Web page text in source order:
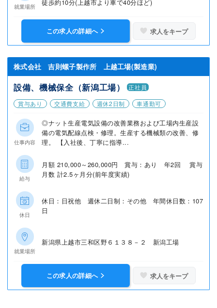
就業場所 徒歩約10分(上越市より車で40分ほど)
この求人の詳細へ 求人をキープ
株式会社 吉則螺子製作所 上越工場(製造業)
設備、機械保全（新潟工場）
正社員
賞与あり
交通費支給 週休2日制 車通勤可
仕事内容
◎ナット生産電気設備の改善業務および工場内生産設
備の電気配線点検・修理。生産する機械類の改善、修
理。 【入社後、丁寧に指導...
給与
月額 210,000～260,000円 賞与：あり 年2回 賞与
月数 計2.5ヶ月分(前年度実績)
休日
休日：日祝他 週休二日制：その他 年間休日数：107
日
就業場所
新潟県上越市三和区野６１３８－２ 新潟工場
この求人の詳細へ 求人をキープ